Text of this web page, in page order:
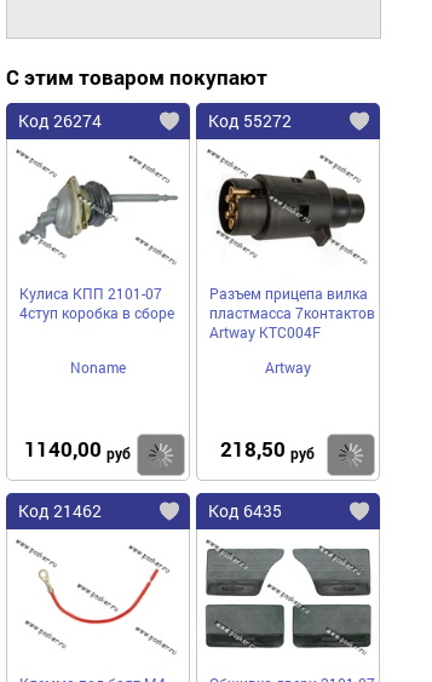
С этим товаром покупают
Код 26274
Кулиса КПП 2101-07
4ступ коробка в сборе
Noname
1140,00 руб Купить
Код 55272
Разъем прицепа вилка
пластмасса 7контактов
Artway KTC004F
Artway
218,50 руб
Код 21462 Код 6435